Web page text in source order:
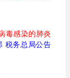
毒感染的肺炎
税务总局公告